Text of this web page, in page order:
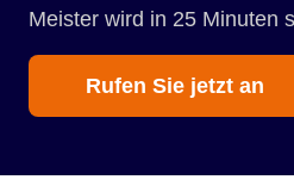
Meister wird in 25 Minuten
Rufen Sie jetzt an